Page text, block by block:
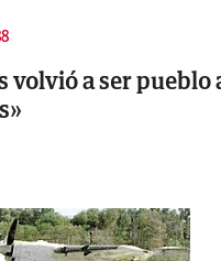
volvió a ser pueblo